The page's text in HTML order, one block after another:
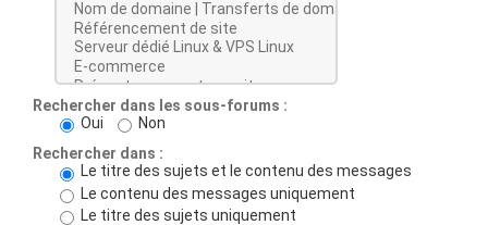
Rechercher dans les sous-forums :
Oui
Non
Rechercher dans :
Le titre des sujets et le contenu des messages
Le contenu des messages uniquement
Le titre des sujets uniquement